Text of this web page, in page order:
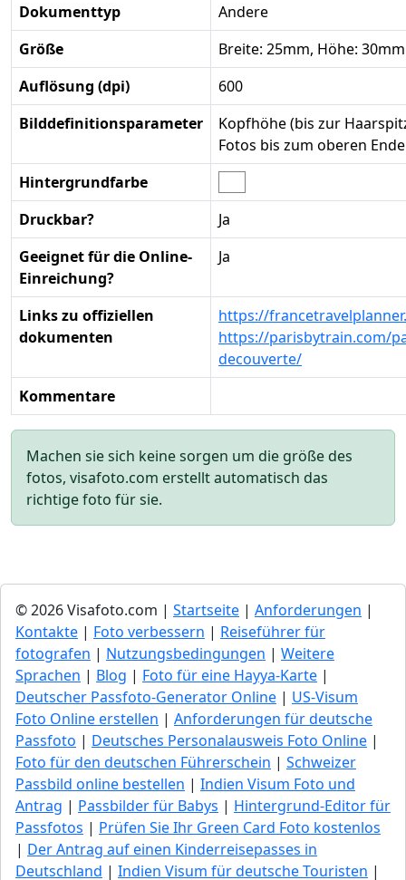
Dokumenttyp
Andere
Größe
Breite: 25mm, Höhe: 30mm
Auflösung (dpi)
600
Bilddefinitionsparameter
Kopfhöhe (bis zur
Fotos bis zum oberen
Hintergrundfarbe
Druckbar?
Ja
Geeignet für die Online-
Einreichung?
Ja
Links zu offiziellen
dokumenten
https://
https://parisbytrain.com/
decouverte/
Kommentare
Machen sie sich keine sorgen um die größe des
fotos, visafoto.com erstellt automatisch das
richtige foto für sie.
© 2026 Visafoto.com | Startseite | Anforderungen |
Kontakte | Foto verbessern | Reiseführer für
fotografen | Nutzungsbedingungen | Weitere
Sprachen | Blog | Foto für eine Hayya-Karte |
Deutscher Passfoto-Generator Online | US-Visum
Foto Online erstellen | Anforderungen für deutsche
Passfoto | Deutsches Personalausweis Foto Online |
Foto für den deutschen Führerschein | Schweizer
Passbild online bestellen | Indien Visum Foto und
Antrag | Passbilder für Babys | Hintergrund-Editor für
Passfotos | Prüfen Sie Ihr Green Сard Foto kostenlos
| Der Antrag auf einen Kinderreisepasses in
Deutschland | Indien Visum für deutsche Touristen |